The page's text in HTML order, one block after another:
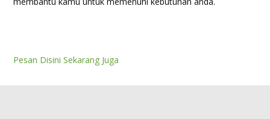
Pesan Disini Sekarang Juga